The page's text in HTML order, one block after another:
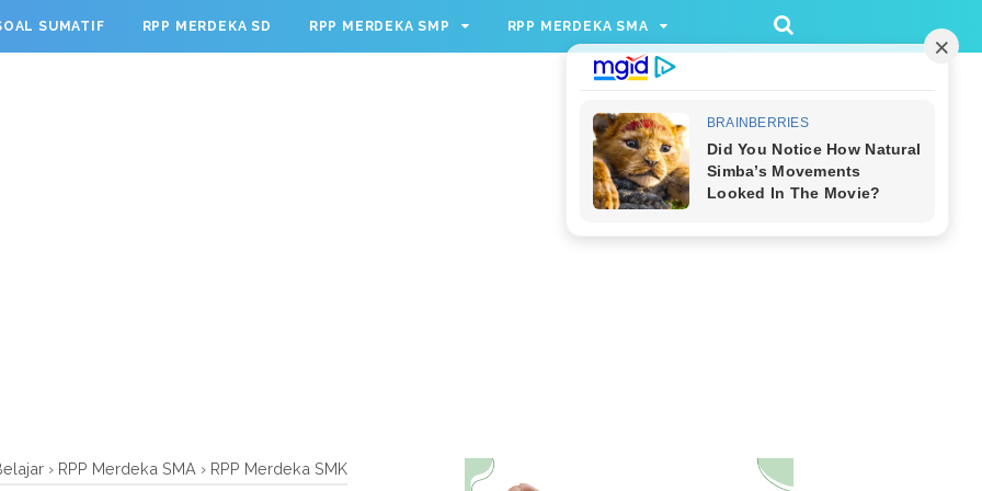
{ googletag.defineSlot('/23209888932/rppmer', [336, 280], 'div-gpt-ad-1733174991559-
googletag.enableServices(); });
SUMATIF RPP MERDEKA SD RPP MERDEKA SMP RPP MERDEKA SMA
› RPP Merdeka SMA › RPP Merdeka SMK